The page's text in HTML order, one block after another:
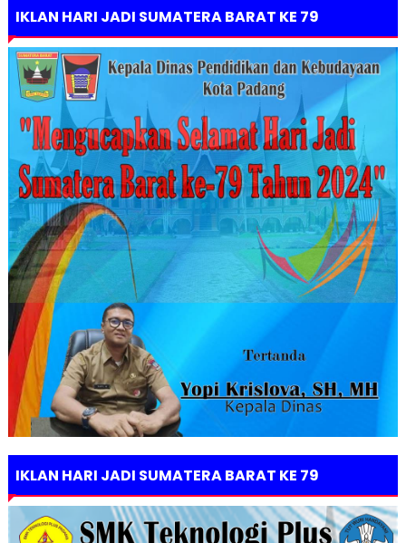
IKLAN HARI JADI SUMATERA BARAT KE 79
IKLAN HARI JADI SUMATERA BARAT KE 79